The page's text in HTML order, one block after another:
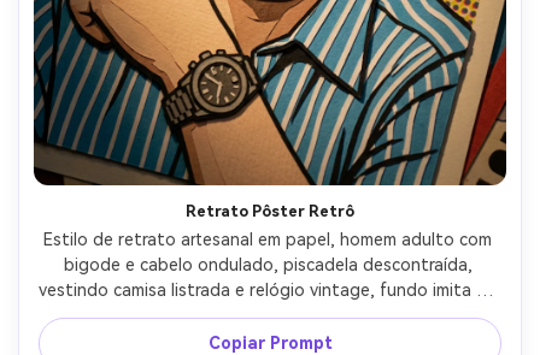
Retrato Pôster Retrô
Estilo de retrato artesanal em papel, homem adulto com
bigode e cabelo ondulado, piscadela descontraída,
vestindo camisa listrada e relógio vintage, fundo imita um
pôster retrô feito de pontos de papel e tipografia
recortada em camadas (sem texto legível), iluminação
Copiar Prompt